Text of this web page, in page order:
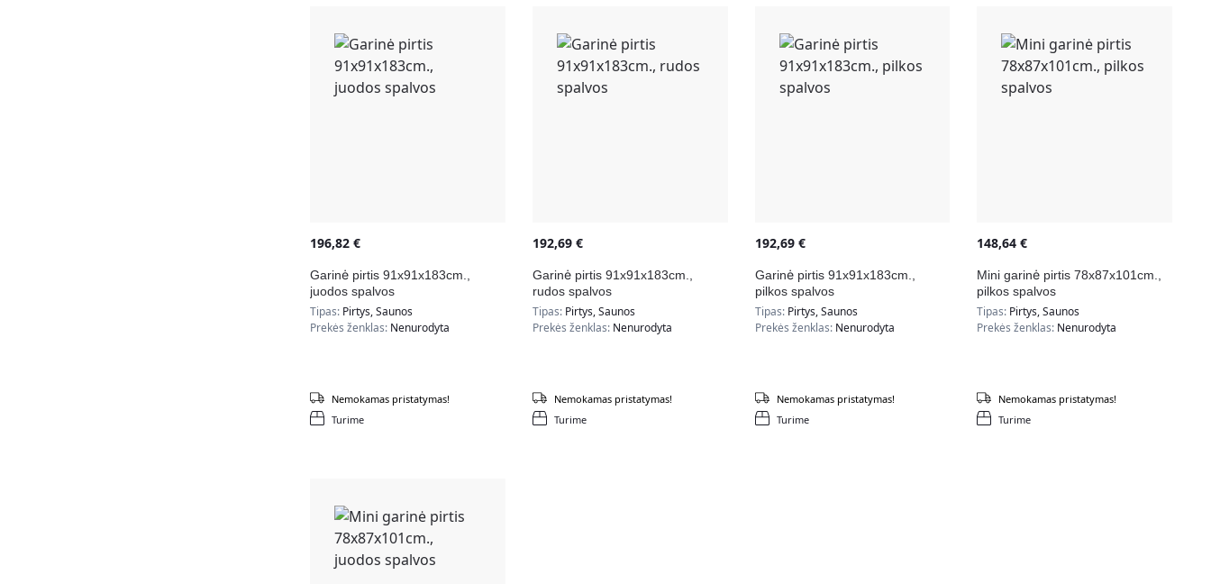
196,82€
Garinė pirtis 91x91x183cm.,
juodos spalvos
Tipas: Pirtys, Saunos
Prekės ženklas: Nenurodyta
Turime
Nemokamas pristatymas!
192,69 €
Garinė pirtis 91x91x183cm.,
rudos spalvos
Tipas: Pirtys, Saunos
Prekės ženklas: Nenurodyta
Turime
Nemokamas pristatymas!
192,69 €
Garinė pirtis 91x91x183cm.,
pilkos spalvos
Tipas: Pirtys, Saunos
Prekės ženklas: Nenurodyta
Turime
Nemokamas pristatymas!
148,64€
Mini garinė pirtis 78x87x101cm.,
pilkos spalvos
Tipas: Pirtys, Saunos
Prekės ženklas: Nenurodyta
Turime
Nemokamas pristatymas!